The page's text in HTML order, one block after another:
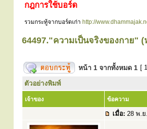
กฎการใช้บอร์ด
รวมกระทู้จากบอร์ดเก่า http://
64497."ความเป็นจริงของกาย"
หน้า 1 จากทั้งหมด 1 [
ตัวอย่างพิมพ์
เจ้าของ ข้อความ
เมื่อ: 28 พ.ย